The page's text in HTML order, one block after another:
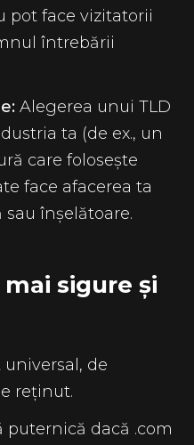
pot face vizitatorii
întrebării
Alegerea unui TLD
ta (de ex., un
care folosește
face afacerea ta
sau înșelătoare.
sigure și
de
reținut.
puternică dacă .com